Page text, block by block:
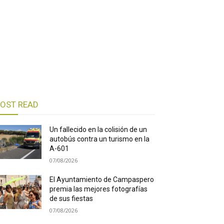
READ
Un fallecido en la colisión de un
autobús contra un turismo en la
A-601
07/08/2026
El Ayuntamiento de Campaspero
premia las mejores fotografías
de sus fiestas
07/08/2026